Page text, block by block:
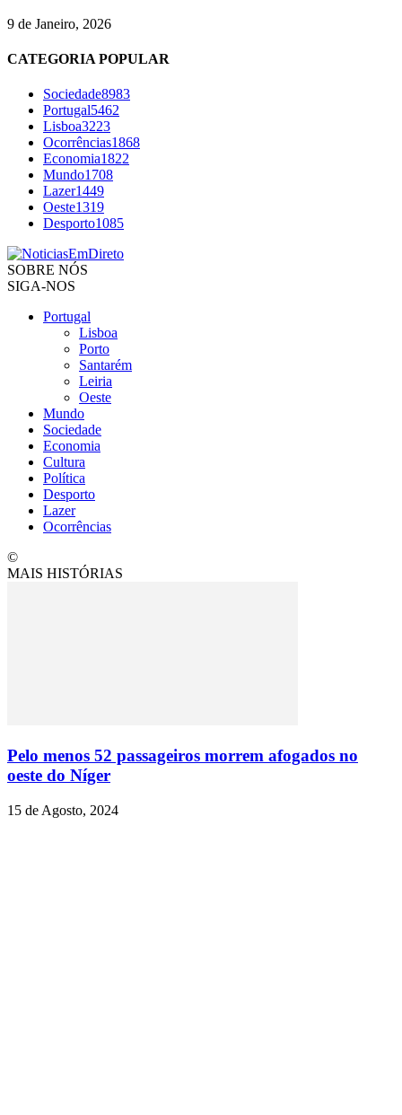
9 de Janeiro, 2026
CATEGORIA POPULAR
Sociedade8983
Portugal5462
Lisboa3223
Ocorrências1868
Economia1822
Mundo1708
Lazer1449
Oeste1319
Desporto1085
SOBRE NÓS
SIGA-NOS
Portugal
Lisboa
Porto
Santarém
Leiria
Oeste
Mundo
Sociedade
Economia
Cultura
Política
Desporto
Lazer
Ocorrências
©
MAIS HISTÓRIAS
Pelo menos 52 passageiros morrem afogados no
oeste do Níger
15 de Agosto, 2024